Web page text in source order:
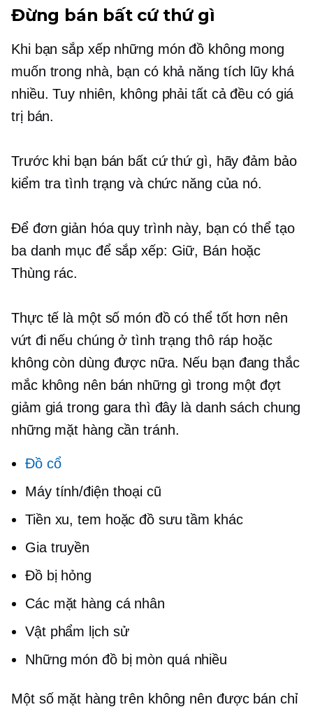
Đừng bán bất cứ thứ gì
Khi bạn sắp xếp những món đồ không mong
muốn trong nhà, bạn có khả năng tích lũy khá
nhiều. Tuy nhiên, không phải tất cả đều có giá
trị bán.
Trước khi bạn bán bất cứ thứ gì, hãy đảm bảo
kiểm tra tình trạng và chức năng của nó.
Để đơn giản hóa quy trình này, bạn có thể tạo
ba danh mục để sắp xếp: Giữ, Bán hoặc
Thùng rác.
Thực tế là một số món đồ có thể tốt hơn nên
vứt đi nếu chúng ở tình trạng thô ráp hoặc
không còn dùng được nữa. Nếu bạn đang thắc
mắc không nên bán những gì trong một đợt
giảm giá trong gara thì đây là danh sách chung
những mặt hàng cần tránh.
Đồ cổ
Máy tính/điện thoại cũ
Tiền xu, tem hoặc đồ sưu tầm khác
Gia truyền
Đồ bị hỏng
Các mặt hàng cá nhân
Vật phẩm lịch sử
Những món đồ bị mòn quá nhiều
Một số mặt hàng trên không nên được bán chỉ